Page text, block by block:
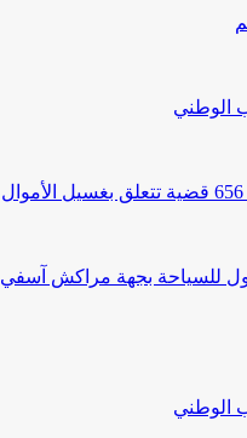
الوطني
للسياحة بجهة مراكش آسفي
الوطني